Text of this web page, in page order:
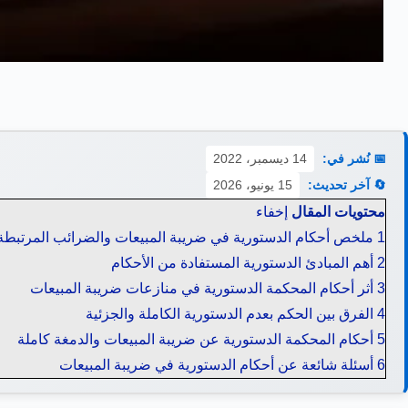
📅 نُشر في:
14 ديسمبر، 2022
🔄 آخر تحديث:
15 يونيو، 2026
محتويات المقال إخفاء
1 ملخص أحكام الدستورية في ضريبة المبيعات والضرائب
2 أهم المبادئ الدستورية المستفادة من الأحكام
3 أثر أحكام المحكمة الدستورية في منازعات ضريبة المبيعات
4 الفرق بين الحكم بعدم الدستورية الكاملة والجزئية
5 أحكام المحكمة الدستورية عن ضريبة المبيعات والدمغة كاملة
6 أسئلة شائعة عن أحكام الدستورية في ضريبة المبيعات